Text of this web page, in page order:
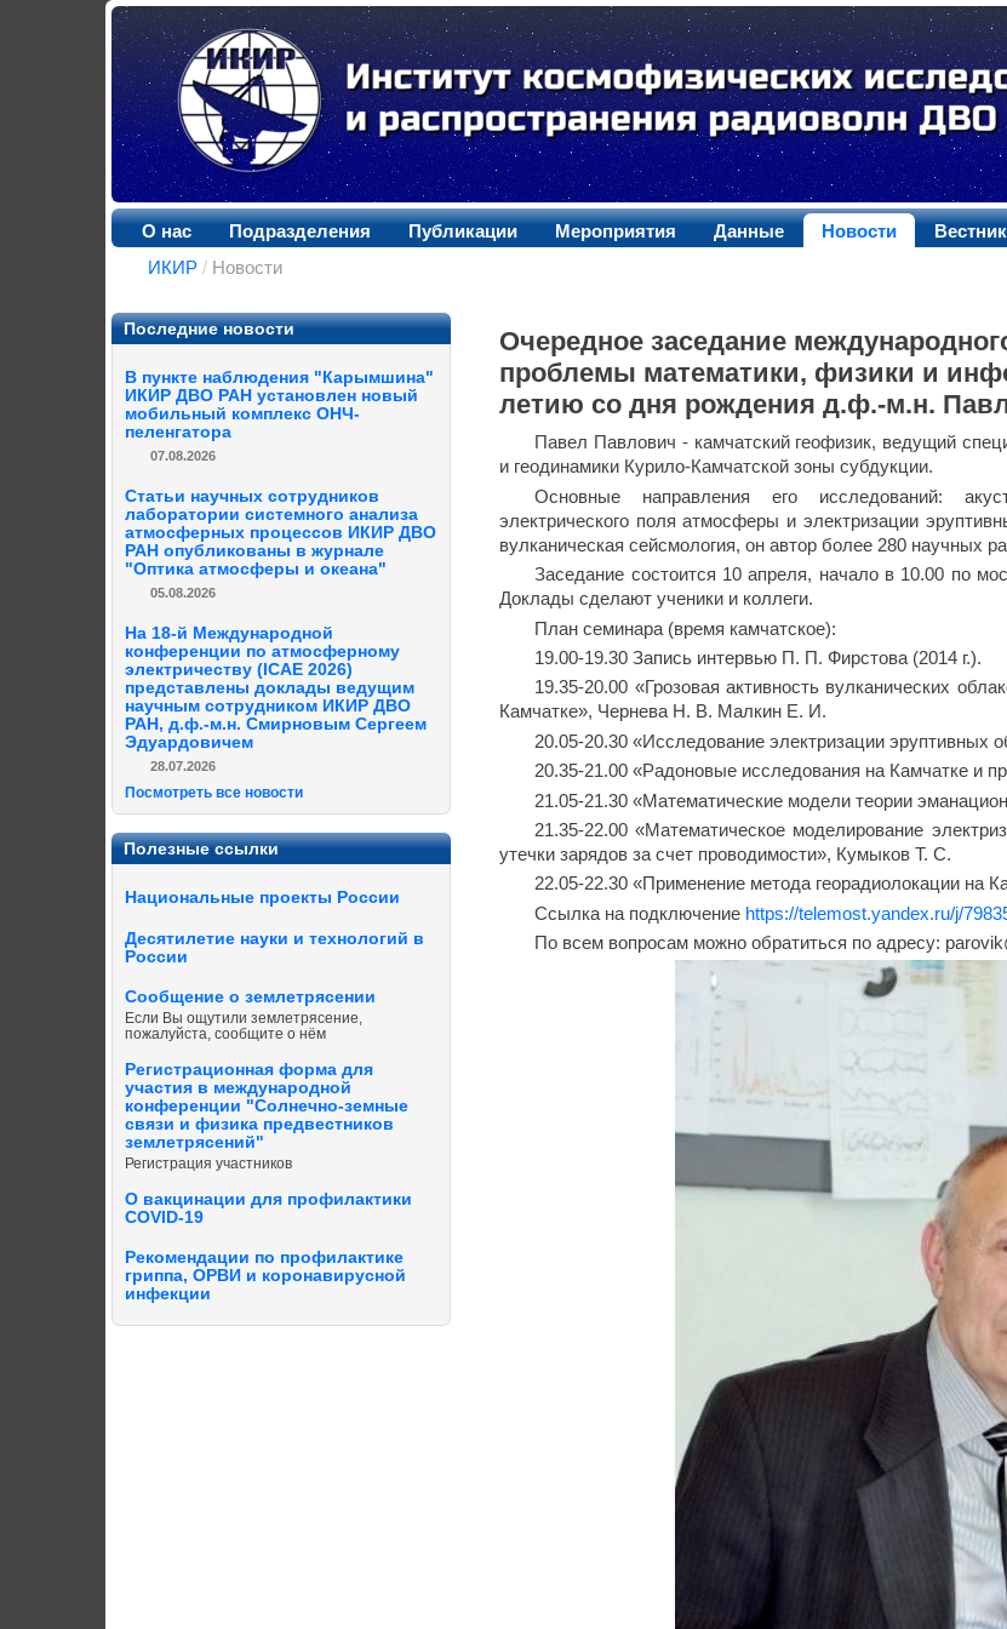
О нас Подразделения Публикации Мероприятия Данные Новости
ИКИР / Новости
Последние новости
В пункте наблюдения "Карымшина"
ИКИР ДВО РАН установлен новый
мобильный комплекс ОНЧ-
пеленгатора
07.08.2026
Статьи научных сотрудников
лаборатории системного анализа
атмосферных процессов ИКИР ДВО
РАН опубликованы в журнале
"Оптика атмосферы и океана"
05.08.2026
На 18-й Международной
конференции по атмосферному
электричеству (ICAE 2026)
представлены доклады ведущим
научным сотрудником ИКИР ДВО
РАН, д.ф.-м.н. Смирновым Сергеем
Эдуардовичем
28.07.2026
Посмотреть все новости
Полезные ссылки
Национальные проекты России
Десятилетие науки и технологий в
России
Сообщение о землетрясении
Если Вы ощутили землетрясение,
пожалуйста, сообщите о нём
Регистрационная форма для
участия в международной
конференции "Солнечно-земные
связи и физика предвестников
землетрясений"
Регистрация участников
О вакцинации для профилактики
COVID-19
Рекомендации по профилактике
гриппа, ОРВИ и коронавирусной
инфекции
Очередное заседание
проблемы математики, физики и
летию со дня рождения д.ф.-м.н.
Павел Павлович - камчатский геофизик, ведущий
и геодинамики Курило-Камчатской зоны субдукции.
Основные направления его исследований:
электрического поля атмосферы и электризации
вулканическая сейсмология, он автор более 280 научных
Заседание состоится 10 апреля, начало в 10.00 по
Доклады сделают ученики и коллеги.
План семинара (время камчатское):
19.00-19.30 Запись интервью П. П. Фирстова (2014 г.).
19.35-20.00 «Грозовая активность вулканических
Камчатке», Чернева Н. В. Малкин Е. И.
20.05-20.30 «Исследование электризации эруптивных
20.35-21.00 «Радоновые исследования на Камчатке и
21.05-21.30 «Математические модели теории
21.35-22.00 «Математическое моделирование
утечки зарядов за счет проводимости», Кумыков Т. С.
22.05-22.30 «Применение метода георадиолокации на
Ссылка на подключение https://telemost.yandex.ru/j/
По всем вопросам можно обратиться по адресу: